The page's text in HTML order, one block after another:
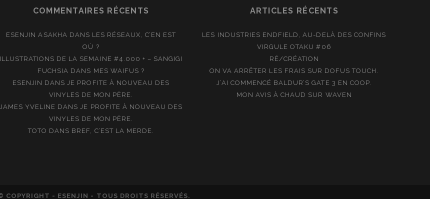
COMMENTAIRES RÉCENTS
ESENJIN ASAKHA DANS LES RÉSEAUX, C’EN EST
OÙ ?
ILLUSTRATIONS DE LA SEMAINE #4.000 + – SANGIGI
FUCHSIA DANS MES WAIFUS ?
ESENJIN DANSJE PROFITE À NOUVEAU DES
VINYLES DE MON PÈRE.
JAMES YVELINE DANSJE PROFITE À NOUVEAU DES
VINYLES DE MON PÈRE.
TOTO DANS BREF, C’EST LA MERDE.
ARTICLES RÉCENTS
LES INDUSTRIES ENDFIELD, AU-DELÀ DES CONFINS
VIRGULE OTAKU #06
RÉ/CRÉATION
ON VA ARRÊTER LES FRAIS SUR DOFUS TOUCH.
J’AI COMMENCÉ BALDUR’S GATE 3 EN COOP.
MON AVIS À CHAUD SUR WAVEN
COPYRIGHT - ESENJIN - TOUS DROITS RÉSERVÉS.